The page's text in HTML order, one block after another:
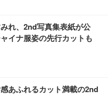
れ、2nd写真集表紙が公
イナ服姿の先行カットも
あふれるカット満載の2nd